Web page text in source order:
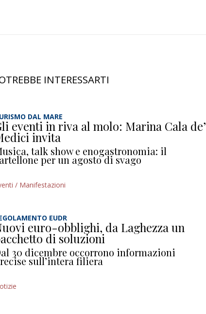
INTERESSARTI
DAL MARE
eventi in riva al molo: Marina Cala de’
invita
talk show e enogastronomia: il
per un agosto di svago
/ Manifestazioni
EUDR
euro-obblighi, da Laghezza un
di soluzioni
30 dicembre occorrono informazioni
sull’intera filiera